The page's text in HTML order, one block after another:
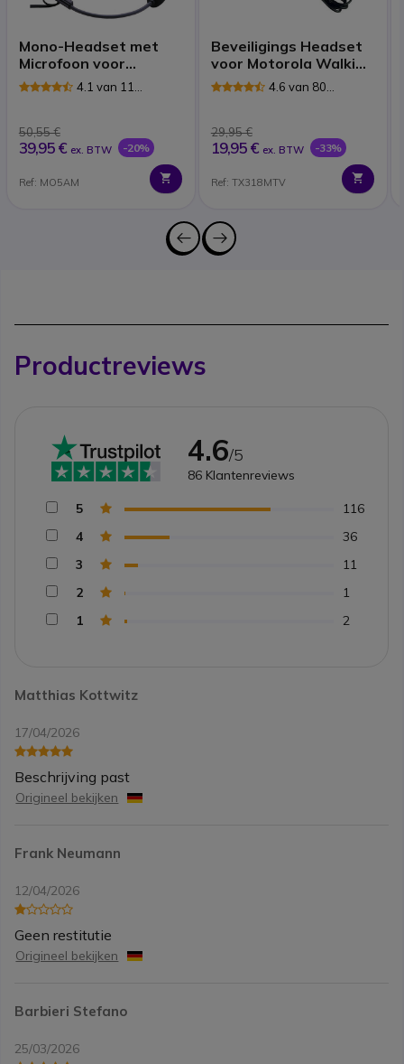
Mono-Headset met
Microfoon voor
Motorola Walkie
Talkies (1-Pin)
4.1 van 11
50,55 €
39,95 € ex. BTW -20%
Ref: MO5AM
Beveiligings Headset
voor Motorola Walkie
Talkies 4.6 van 80
29,95 €
19,95 € ex. BTW -33%
Ref: TX318MTV
Productreviews
Matthias Kottwitz
17/04/2026
Beschrijving past
Origineel bekijken
Frank Neumann
12/04/2026
Geen restitutie
Origineel bekijken
Barbieri Stefano
25/03/2026
4.6/5
86 Klantenreviews
5
116
4
36
3
11
2
1
1
2